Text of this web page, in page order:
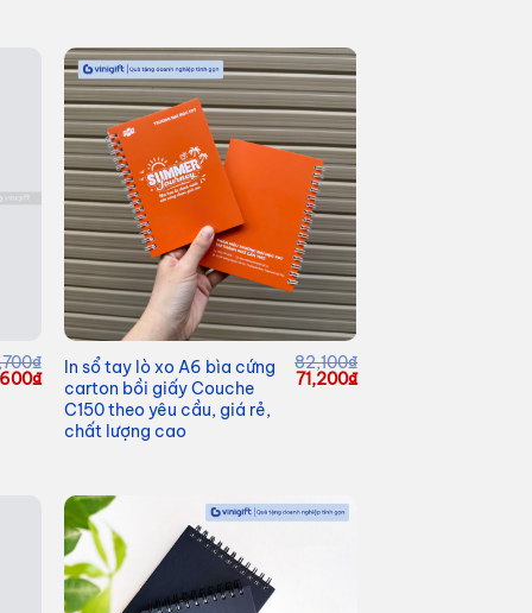
₫
₫Giá
hiện
54,600₫.
In sổ tay lò xo A6 bìa cứng
carton bồi giấy Couche
C150 theo yêu cầu, giá rẻ,
chất lượng cao
82,100₫
Giá
gốc
71,200₫Giá